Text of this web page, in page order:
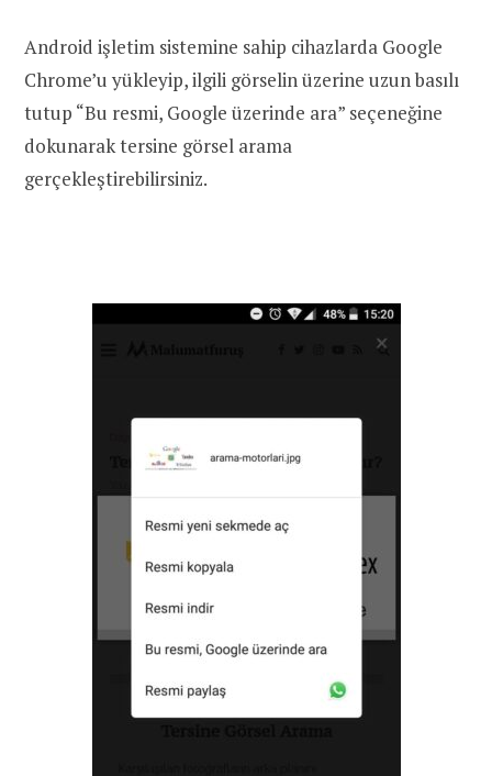
Android işletim sistemine sahip cihazlarda Google
Chrome’u yükleyip, ilgili görselin üzerine uzun basılı
tutup “Bu resmi, Google üzerinde ara” seçeneğine
dokunarak tersine görsel arama
gerçekleştirebilirsiniz.